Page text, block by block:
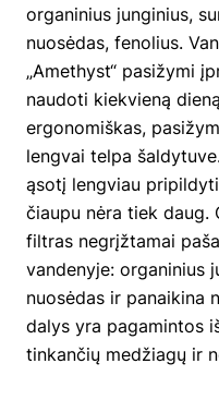
organinius junginius,
nuosėdas, fenolius.
„Amethyst“ pasižymi
naudoti kiekvieną
ergonomiškas,
lengvai telpa
ąsotį lengviau
čiaupu nėra tiek daug.
filtras negrįžtamai
vandenyje: organinius
nuosėdas ir panaikina
dalys yra pagamintos
tinkančių medžiagų ir